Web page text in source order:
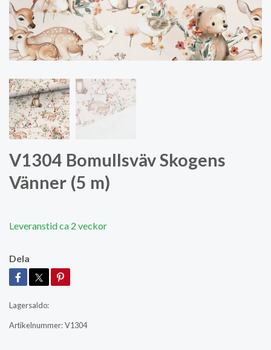
V1304 Bomullsväv Skogens
Vänner (5 m)
Leveranstid ca 2 veckor
Dela
Lagersaldo:
Artikelnummer:V1304